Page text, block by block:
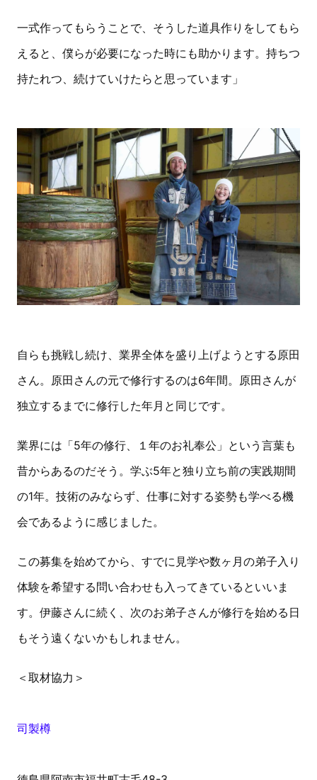
一式作ってもらうことで、そうした道具作りをしてもら
えると、僕らが必要になった時にも助かります。持ちつ
持たれつ、続けていけたらと思っています」
自らも挑戦し続け、業界全体を盛り上げようとする原田
さん。原田さんの元で修行するのは6年間。原田さんが
独立するまでに修行した年月と同じです。
業界には「5年の修行、１年のお礼奉公」という言葉も
昔からあるのだそう。学ぶ5年と独り立ち前の実践期間
の1年。技術のみならず、仕事に対する姿勢も学べる機
会であるように感じました。
この募集を始めてから、すでに見学や数ヶ月の弟子入り
体験を希望する問い合わせも入ってきているといいま
す。伊藤さんに続く、次のお弟子さんが修行を始める日
もそう遠くないかもしれません。
＜取材協力＞
司製樽